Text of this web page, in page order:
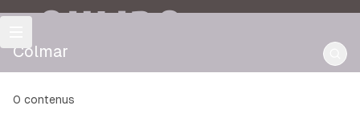
OULIPO
Colmar
0 contenus